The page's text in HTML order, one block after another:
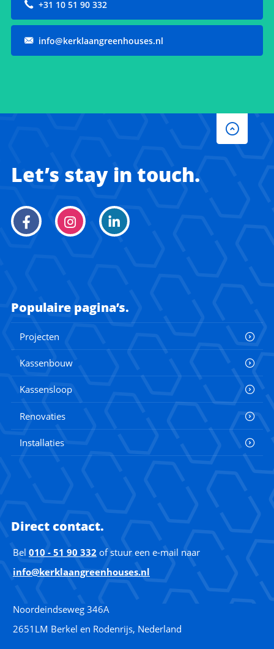
+31 10 51 90 332
info@kerklaangreenhouses.nl
Let’s stay in touch.
Populaire pagina’s.
Projecten
Kassenbouw
Kassensloop
Renovaties
Installaties
Direct contact.
Bel 010 - 51 90 332 of stuur een e-mail naar
info@kerklaangreenhouses.nl
Noordeindseweg 346A
2651LM Berkel en Rodenrijs, Nederland